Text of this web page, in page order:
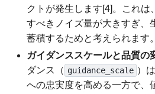
クトが発生します[4]。これは
すべきノイズ量が大きすぎ、
蓄積するためと考えられます。
ガイダンススケールと品質の
ダンス（ guidance_scale ）
への忠実度を高める一方で、